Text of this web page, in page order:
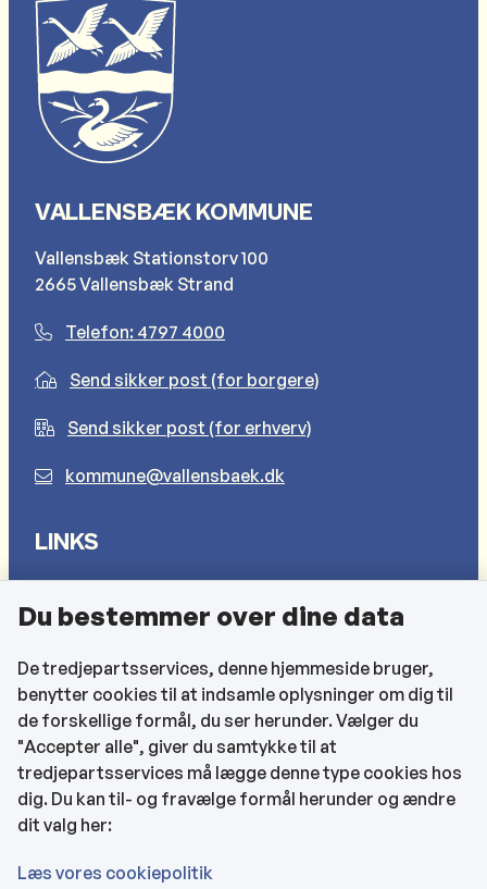
VALLENSBÆK KOMMUNE
Vallensbæk Stationstorv 100
2665 Vallensbæk Strand
Telefon: 4797 4000
Send sikker post (for borgere)
Send sikker post (for erhverv)
kommune@vallensbaek.dk
LINKS
Cookies
Find EAN-numre
CVR og bankoplysninger
Tilgængelighedserklæring
KONTAKTOPLYSNINGER
Rådhuset
Du bestemmer over dine data
De tredjepartsservices, denne hjemmeside bruger,
benytter cookies til at indsamle oplysninger om dig til
de forskellige formål, du ser herunder. Vælger du
"Accepter alle", giver du samtykke til at
tredjepartsservices må lægge denne type cookies hos
dig. Du kan til- og fravælge formål herunder og ændre
dit valg her:
Læs vores cookiepolitik